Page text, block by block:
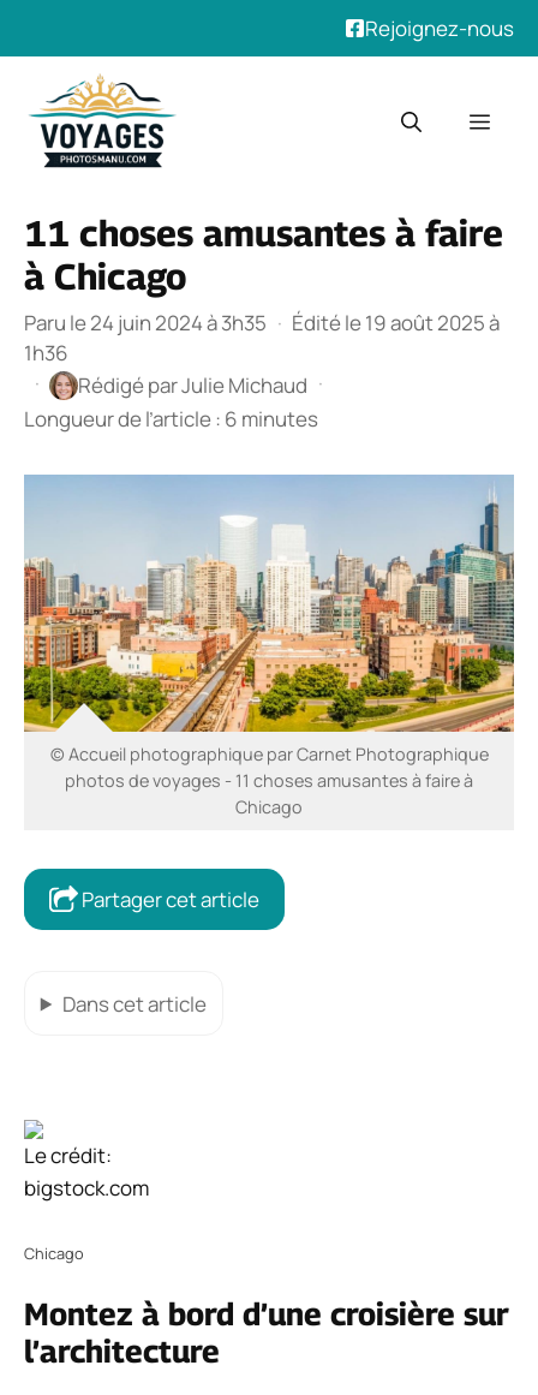
Rejoignez-nous
contenu
11 choses amusantes à faire
à Chicago
Paru le 24 juin 2024 à 3h35 · Édité le 19 août 2025 à
1h36
·
Rédigé parJulie Michaud ·
Longueur de l’article : 6 minutes
© Accueil photographique par Carnet Photographique
photos de voyages - 11 choses amusantes à faire à
Chicago
Partager cet article
Dans cet article
Le crédit:
bigstock.com
Chicago
Montez à bord d’une croisière sur
l’architecture